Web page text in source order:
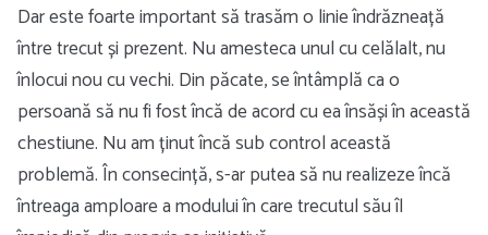
Dar este foarte important să trasăm o linie îndrăzneață
între trecut și prezent. Nu amesteca unul cu celălalt, nu
înlocui nou cu vechi. Din păcate, se întâmplă ca o
persoană să nu fi fost încă de acord cu ea însăși în această
chestiune. Nu am ținut încă sub control această
problemă. În consecință, s-ar putea să nu realizeze încă
întreaga amploare a modului în care trecutul său îl